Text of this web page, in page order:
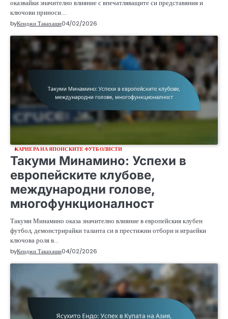
оказвайки значително влияние с впечатляващите си представяния и
ключови приноси.…
byКенджи Такахаши04/02/2026
КАРИЕРА НА ЯПОНСКИТЕ ФУТБОЛИСТИ
Такуми Минамино: Успехи в
европейските клубове,
международни голове,
многофункционалност
Такуми Минамино оказа значително влияние в европейския клубен
футбол, демонстрирайки таланта си в престижни отбори и играейки
ключова роля в…
byКенджи Такахаши04/02/2026